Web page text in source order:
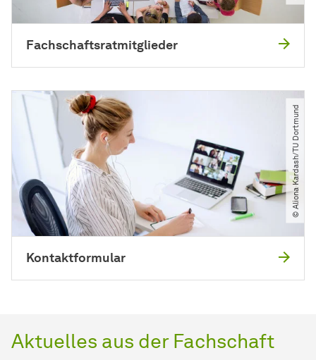
Fachschaftsratmitglieder
© Aliona Kardash​/​TU Dortmund
Kontaktformular
Aktuelles aus der Fachschaft